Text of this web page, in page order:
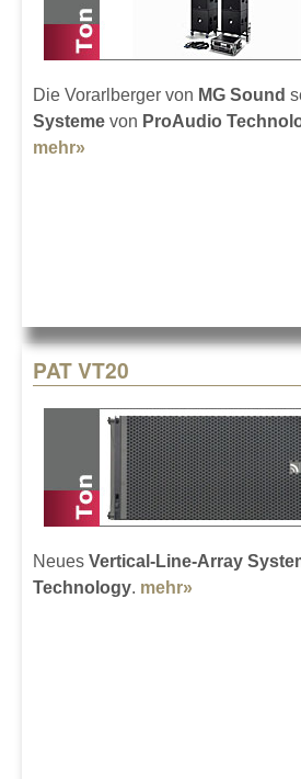
Die Vorarlberger von MG Sound
Systeme von ProAudio
mehr»
PAT VT20
Neues Vertical-Line-Array
Technology. mehr»